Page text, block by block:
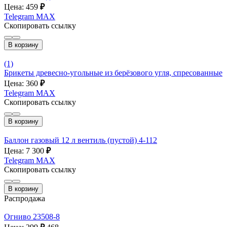
Цена: 459 ₽
Telegram MAX
Скопировать ссылку
В корзину
(1)
Брикеты древесно-угольные из берёзового угля, спресованные
Цена: 360 ₽
Telegram MAX
Скопировать ссылку
В корзину
Баллон газовый 12 л вентиль (пустой) 4-112
Цена: 7 300 ₽
Telegram MAX
Скопировать ссылку
В корзину
Распродажа
Огниво 23508-8